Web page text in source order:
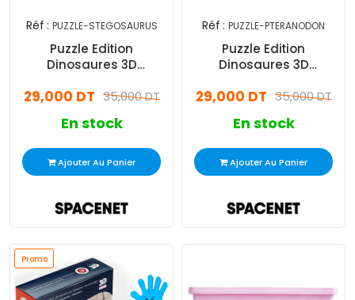
Réf : PUZZLE-STEGOSAURUS
Puzzle Edition
Dinosaures 3D
35,000 DT
29,000 DT
En stock
Ajouter Au Panier
Réf : PUZZLE-PTERANODON
Puzzle Edition
Dinosaures 3D
35,000 DT
29,000 DT
En stock
Ajouter Au Panier
Promo